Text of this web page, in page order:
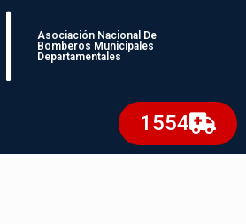
Asociación Nacional De
Bomberos Municipales
Departamentales
1554